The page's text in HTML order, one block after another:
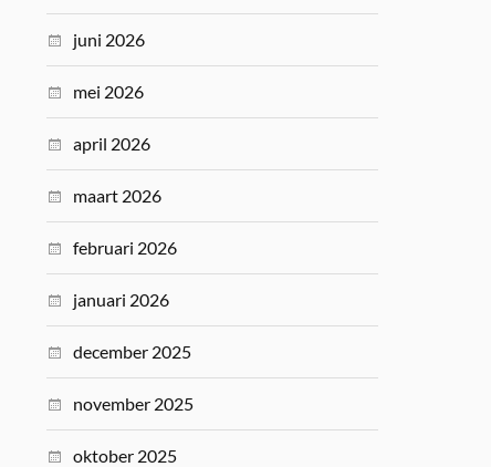
juni 2026
mei 2026
april 2026
maart 2026
februari 2026
januari 2026
december 2025
november 2025
oktober 2025